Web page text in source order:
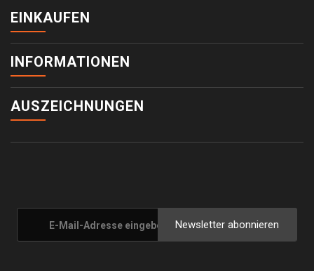
EINKAUFEN
INFORMATIONEN
AUSZEICHNUNGEN
Newsletter abonnieren